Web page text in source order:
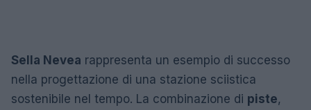
Sella Nevea rappresenta un esempio di successo
nella progettazione di una stazione sciistica
sostenibile nel tempo. La combinazione di piste,